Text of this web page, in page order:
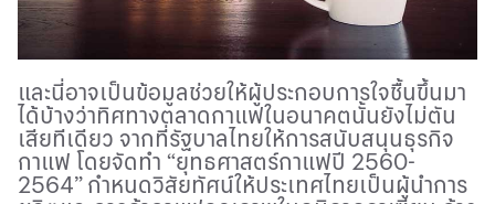
และนี่อาจเป็นข้อมูลช่วยให้ผู้ประกอบการใจชื้นขึ้นมา
ได้บ้างว่าทิศทางตลาดกาแฟในอนาคตนั้นยังไม่ตัน
เสียทีเดียว จากที่รัฐบาลไทยให้การสนับสนุนธุรกิจ
กาแฟ โดยจัดทำ “ยุทธศาสตร์กาแฟปี 2560-
2564” กำหนดวิสัยทัศน์ให้ประเทศไทยเป็นผู้นำการ